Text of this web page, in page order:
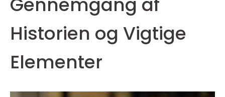
Historien og Vigtige
Elementer